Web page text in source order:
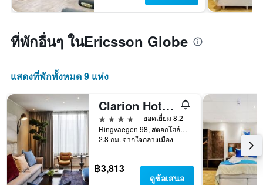
ที่พักอื่นๆ ในEricsson Globe
แสดงที่พักทั้งหมด 9 แห่ง
Clarion Hotel Stockholm
4 ดาว
ยอดเยี่ยม 8.2
Ringvaegen 98, สตอกโฮล์ม, สตอกโฮล์ม, สวีเดน
2.8 กม. จากใจกลางเมือง
฿3,813
ดูข้อเสนอ